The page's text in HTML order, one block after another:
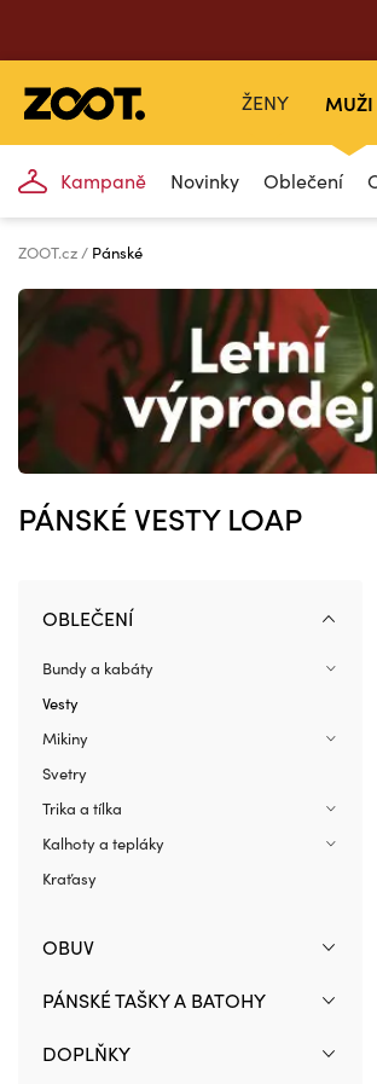
ŽENY MUŽI
Kampaně Novinky Oblečení
ZOOT.cz Pánské
PÁNSKÉ VESTY LOAP
OBLEČENÍ
Bundy a kabáty
Vesty
Mikiny
Svetry
Trika a tílka
Kalhoty a tepláky
Kraťasy
OBUV
PÁNSKÉ TAŠKY A BATOHY
DOPLŇKY